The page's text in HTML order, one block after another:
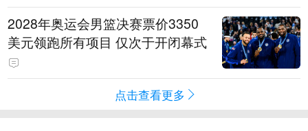
2028年奥运会男篮决赛票价3350
美元领跑所有项目 仅次于开闭幕式
点击查看更多